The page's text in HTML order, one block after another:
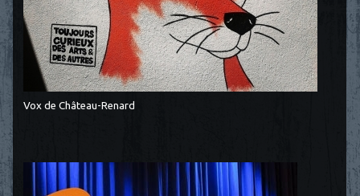
Vox de Château-Renard